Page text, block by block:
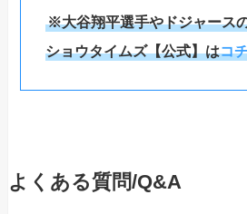
※大谷翔平選手やドジャース
ショウタイムズ【公式】はコ
よくある質問/Q&A